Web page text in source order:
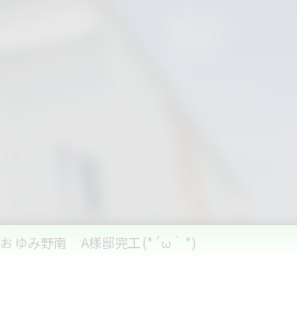
おゆみ野南 A様邸完工(*´ω｀*)